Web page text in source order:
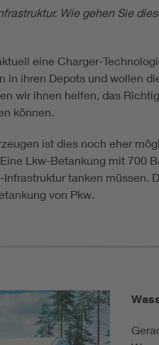
Wie gehen Sie
eine Charger-
in ihren Depots und wollen
wir ihnen helfen, das
können.
ist dies noch eher
Lkw-Betankung mit 700
tanken
von Pkw.